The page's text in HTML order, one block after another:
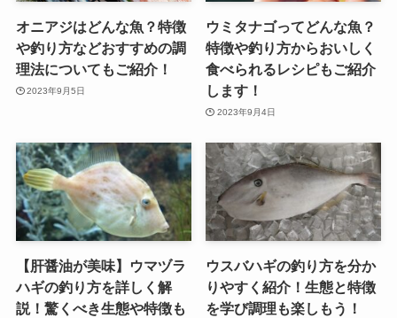
オニアジはどんな魚？特徴
や釣り方などおすすめの調
理法についてもご紹介！
2023年9月5日
ウミタナゴってどんな魚？
特徴や釣り方からおいしく
食べられるレシピもご紹介
します！
2023年9月4日
【肝醤油が美味】ウマヅラ
ハギの釣り方を詳しく解
説！驚くべき生態や特徴も
ウスバハギの釣り方を分か
りやすく紹介！生態と特徴
を学び調理も楽しもう！